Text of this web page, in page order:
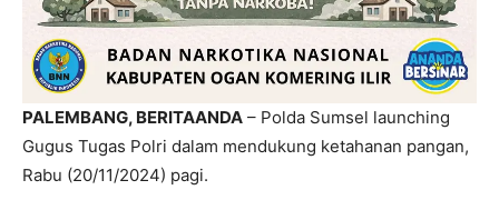
PALEMBANG, BERITAANDA – Polda Sumsel launching
Gugus Tugas Polri dalam mendukung ketahanan pangan,
Rabu (20/11/2024) pagi.